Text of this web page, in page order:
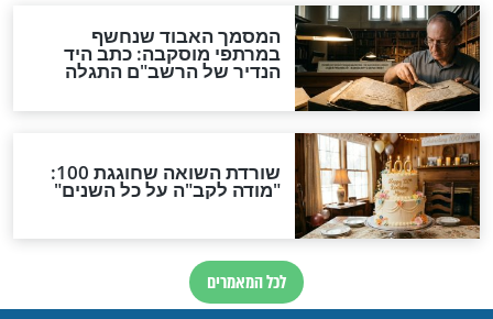
ברא הקב"ה
התו הסגול לבתי הכנסת:
מתווה פתיחת בתי הכנסת